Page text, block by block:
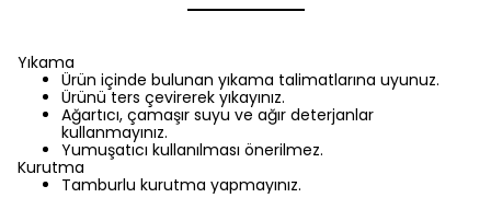
Yıkama
Ürün içinde bulunan yıkama talimatlarına uyunuz.
Ürünü ters çevirerek yıkayınız.
Ağartıcı, çamaşır suyu ve ağır deterjanlar
kullanmayınız.
Yumuşatıcı kullanılması önerilmez.
Kurutma
Tamburlu kurutma yapmayınız.